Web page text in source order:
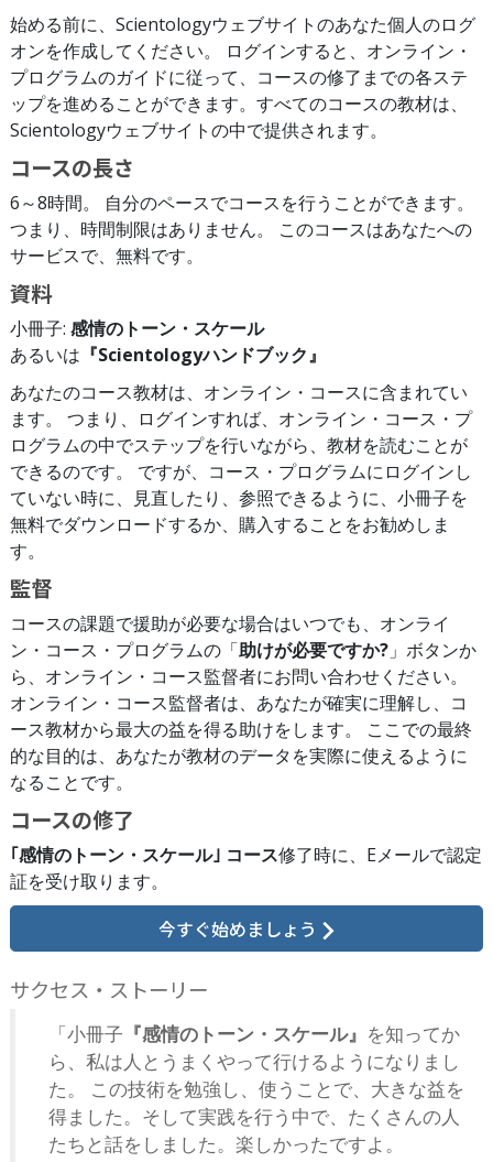
始める前に、Scientologyウェブサイトのあなた個人のログ
オンを作成してください。 ログインすると、オンライン・
プログラムのガイドに従って、コースの修了までの各ステ
ップを進めることができます。すべてのコースの教材は、
Scientologyウェブサイトの中で提供されます。
コースの長さ
6～8時間。 自分のペースでコースを行うことができます。
つまり、時間制限はありません。 このコースはあなたへの
サービスで、無料です。
資料
小冊子: 感情のトーン・スケール
あるいは 『Scientologyハンドブック』
あなたのコース教材は、オンライン・コースに含まれてい
ます。 つまり、ログインすれば、オンライン・コース・プ
ログラムの中でステップを行いながら、教材を読むことが
できるのです。 ですが、コース・プログラムにログインし
ていない時に、見直したり、参照できるように、小冊子を
無料でダウンロードするか、購入することをお勧めしま
す。
監督
コースの課題で援助が必要な場合はいつでも、オンライ
ン・コース・プログラムの「助けが必要ですか? 」ボタンか
ら、オンライン・コース監督者にお問い合わせください。
オンライン・コース監督者は、あなたが確実に理解し、コ
ース教材から最大の益を得る助けをします。 ここでの最終
的な目的は、あなたが教材のデータを実際に使えるように
なることです。
コースの修了
｢感情のトーン・スケール｣ コース修了時に、 Eメールで認定
証を受け取ります。
今すぐ始めましょう
サクセス・ストーリー
「小冊子 『感情のトーン・スケール』 を知ってか
ら、私は人とうまくやって行けるようになりまし
た。 この技術を勉強し、使うことで、大きな益を
得ました。そして実践を行う中で、たくさんの人
たちと話をしました。楽しかったですよ。